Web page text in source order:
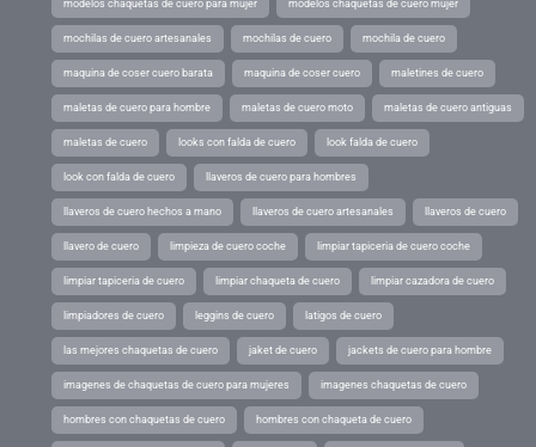
modelos chaquetas de cuero para mujer modelos chaquetas de cuero mujer
mochilas de cuero artesanales mochilas de cuero mochila de cuero
maquina de coser cuero barata maquina de coser cuero maletines de cuero
maletas de cuero para hombre maletas de cuero moto maletas de cuero antiguas
maletas de cuero looks con falda de cuero look falda de cuero
look con falda de cuero llaveros de cuero para hombres
llaveros de cuero hechos a mano llaveros de cuero artesanales llaveros de cuero
llavero de cuero limpieza de cuero coche limpiar tapiceria de cuero coche
limpiar tapiceria de cuero limpiar chaqueta de cuero limpiar cazadora de cuero
limpiadores de cuero leggins de cuero latigos de cuero
las mejores chaquetas de cuero jaket de cuero jackets de cuero para hombre
imagenes de chaquetas de cuero para mujeres imagenes chaquetas de cuero
hombres con chaquetas de cuero hombres con chaqueta de cuero